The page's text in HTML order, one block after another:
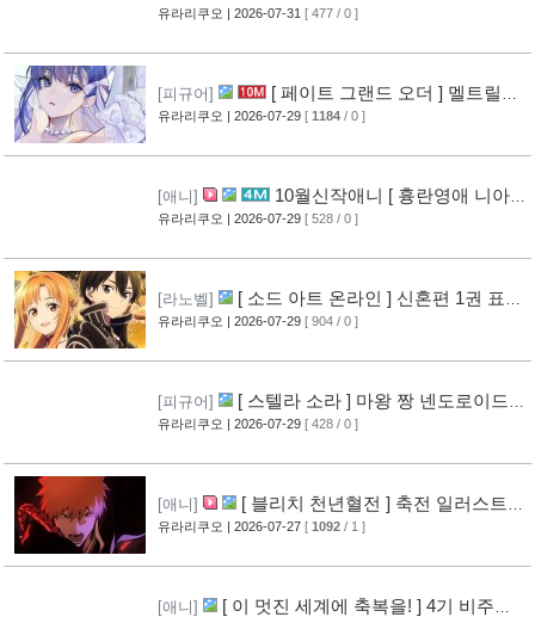
유라리쿠오 | 2026-07-31 [ 477 / 0 ]
[피규어]
[ 페이트 그랜드 오더 ] 멜트릴리
스 신작 피규어 공개 [12]
유라리쿠오 | 2026-07-29 [ 1184 / 0 ]
[애니]
10월신작애니 [ 흉란영애 니아
리스톤 ] PV 영상 공개 [13]
유라리쿠오 | 2026-07-29 [ 528 / 0 ]
[라노벨]
[ 소드 아트 온라인 ] 신혼편 1권 표지
공개 [16]
유라리쿠오 | 2026-07-29 [ 904 / 0 ]
[피규어]
[ 스텔라 소라 ] 마왕 짱 넨도로이드
공개 [10]
유라리쿠오 | 2026-07-29 [ 428 / 0 ]
[애니]
[ 블리치 천년혈전 ] 축전 일러스트 &
오프닝 영상 공개
[14]
유라리쿠오 | 2026-07-27 [ 1092 / 1 ]
[애니]
[ 이 멋진 세계에 축복을! ] 4기 비주얼